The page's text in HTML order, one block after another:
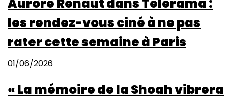
les rendez-vous ciné à ne pas
rater cette semaine à Paris
01/06/2026
« La mémoire de la Shoah vibrera